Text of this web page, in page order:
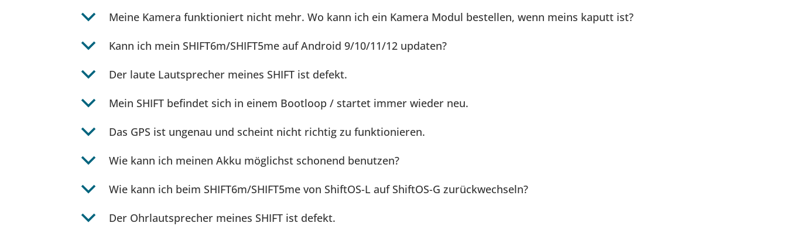
b Meine Kamera funktioniert nicht mehr. Wo kann ich ein Kamera Modul bestellen, wenn meins kaputt ist?
b Kann ich mein SHIFT6m/SHIFT5me auf Android 9/10/11/12 updaten?
b Der laute Lautsprecher meines SHIFT ist defekt.
b Mein SHIFT befindet sich in einem Bootloop / startet immer wieder neu.
b Das GPS ist ungenau und scheint nicht richtig zu funktionieren.
b Wie kann ich meinen Akku möglichst schonend benutzen?
b Wie kann ich beim SHIFT6m/SHIFT5me von ShiftOS-L auf ShiftOS-G zurückwechseln?
b Der Ohrlautsprecher meines SHIFT ist defekt.